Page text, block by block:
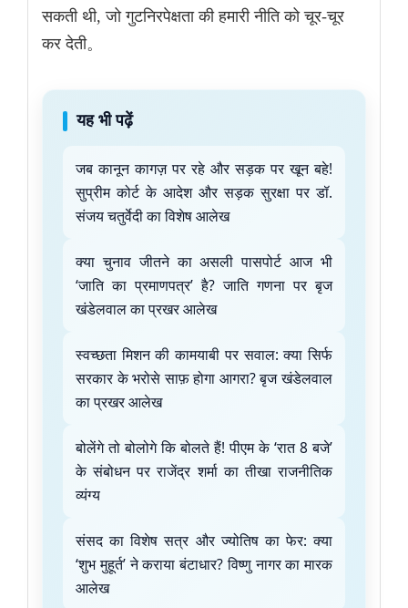
सकती थी, जो गुटनिरपेक्षता की हमारी नीति को चूर-चूर
कर देती。
यह भी पढ़ें
जब कानून कागज़ पर रहे और सड़क पर खून बहे!
सुप्रीम कोर्ट के आदेश और सड़क सुरक्षा पर डॉ.
संजय चतुर्वेदी का विशेष आलेख
क्या चुनाव जीतने का असली पासपोर्ट आज भी
‘जाति का प्रमाणपत्र’ है? जाति गणना पर बृज
खंडेलवाल का प्रखर आलेख
स्वच्छता मिशन की कामयाबी पर सवाल: क्या सिर्फ
सरकार के भरोसे साफ़ होगा आगरा? बृज खंडेलवाल
का प्रखर आलेख
बोलेंगे तो बोलोगे कि बोलते हैं! पीएम के ‘रात 8 बजे’
के संबोधन पर राजेंद्र शर्मा का तीखा राजनीतिक
व्यंग्य
संसद का विशेष सत्र और ज्योतिष का फेर: क्या
‘शुभ मुहूर्त’ ने कराया बंटाधार? विष्णु नागर का मारक
आलेख